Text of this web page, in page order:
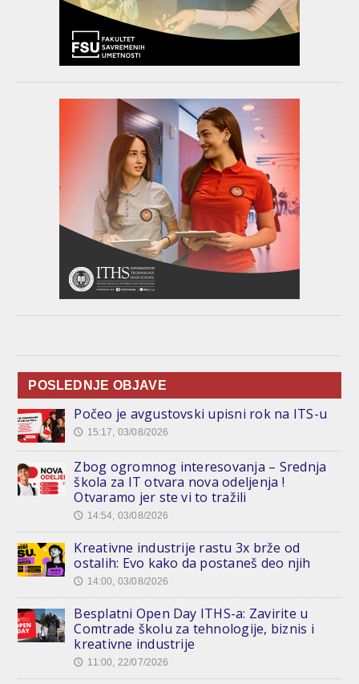
POSLEDNJE OBJAVE
Počeo je avgustovski upisni rok na ITS-u
🕔 15:17, 03/08/2026
Zbog ogromnog interesovanja – Srednja
škola za IT otvara nova odeljenja !
Otvaramo jer ste vi to tražili
🕔 14:54, 03/08/2026
Kreativne industrije rastu 3x brže od
ostalih: Evo kako da postaneš deo njih
🕔 14:00, 03/08/2026
Besplatni Open Day ITHS-a: Zavirite u
Comtrade školu za tehnologije, biznis i
kreativne industrije
🕔 11:00, 22/07/2026